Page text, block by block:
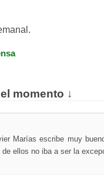
momento ↓
Marías escribe muy
de ellos no iba a ser la